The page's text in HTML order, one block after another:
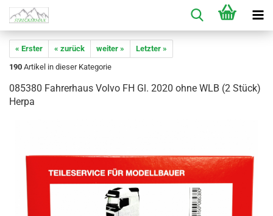
« Erster « zurück weiter »
Letzter »
190 Artikel in dieser Kategorie
085380 Fahrerhaus Volvo FH Gl. 2020 ohne WLB (2 Stück)
Herpa